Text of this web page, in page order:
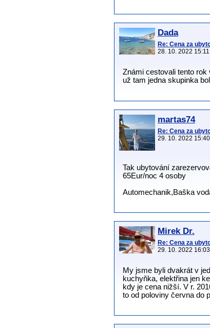
Dada
Re: Cena za
28. 10. 2022 15:11
Známi cestovali tento rok
už tam jedna skupinka
martas74
Re: Cena za
29. 10. 2022 15:40
Tak ubytování
65Eur/noc 4 osoby
Automechanik,Baška
Mirek Dr.
Re: Cena za
29. 10. 2022 16:03
My jsme byli dvakrát v
kuchyňka, elektřina jen
kdy je cena nižší. V r.
to od poloviny června do